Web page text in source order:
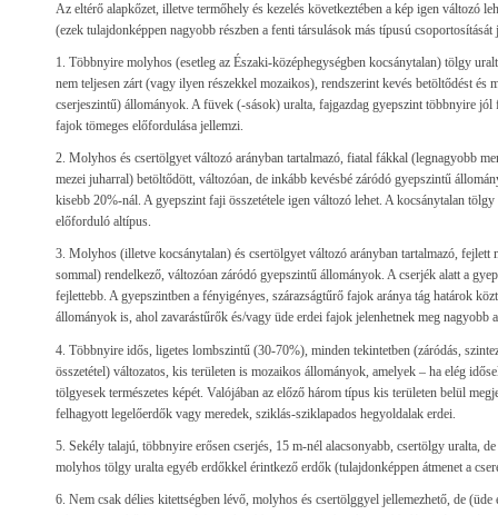
Az eltérő alapkőzet, illetve termőhely és kezelés következtében a kép igen változó
(ezek tulajdonképpen nagyobb részben a fenti társulások más típusú csoportosítását
1. Többnyire molyhos (esetleg az Északi-középhegységben kocsánytalan) tölgy
nem teljesen zárt (vagy ilyen részekkel mozaikos), rendszerint kevés betöltődést és
cserjeszintű) állományok. A füvek (-sások) uralta, fajgazdag gyepszint többnyire jól
fajok tömeges előfordulása jellemzi.
2. Molyhos és csertölgyet változó arányban tartalmazó, fiatal fákkal (legnagyobb
mezei juharral) betöltődött, változóan, de inkább kevésbé záródó gyepszintű
kisebb 20%-nál. A gyepszint faji összetétele igen változó lehet. A kocsánytalan
előforduló altípus.
3. Molyhos (illetve kocsánytalan) és csertölgyet változó arányban tartalmazó, fejlett
sommal) rendelkező, változóan záródó gyepszintű állományok. A cserjék alatt a
fejlettebb. A gyepszintben a fényigényes, szárazságtűrő fajok aránya tág határok
állományok is, ahol zavarástűrők és/vagy üde erdei fajok jelenhetnek meg nagyobb
4. Többnyire idős, ligetes lombszintű (30-70%), minden tekintetben (záródás,
összetétel) változatos, kis területen is mozaikos állományok, amelyek – ha elég
tölgyesek természetes képét. Valójában az előző három típus kis területen belül
felhagyott legelőerdők vagy meredek, sziklás-sziklapados hegyoldalak erdei.
5. Sekély talajú, többnyire erősen cserjés, 15 m-nél alacsonyabb, csertölgy uralta,
molyhos tölgy uralta egyéb erdőkkel érintkező erdők (tulajdonképpen átmenet a
6. Nem csak délies kitettségben lévő, molyhos és csertölggyel jellemezhető, de